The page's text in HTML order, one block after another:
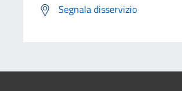
Segnala disservizio